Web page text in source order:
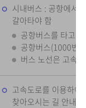
시내버스 : 공항에서
갈아타야 함
공항버스를 타고
공항버스(1000번)
버스 노선은 고속
고속도로를 이용하여
찾아오시는 길 안내